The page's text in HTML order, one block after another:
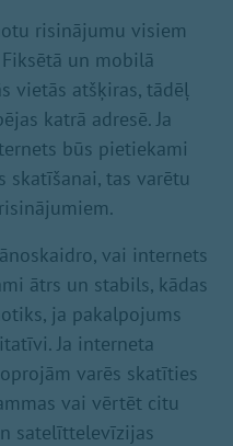
risinājumu visiem
un mobilā
vietās atšķiras, tādēļ
katrā adresē. Ja
būs pietiekami
tas varētu
vai internets
ātrs un stabils, kādas
ja pakalpojums
Ja interneta
varēs skatīties
vai vērtēt citu
satelīttelevīzijas